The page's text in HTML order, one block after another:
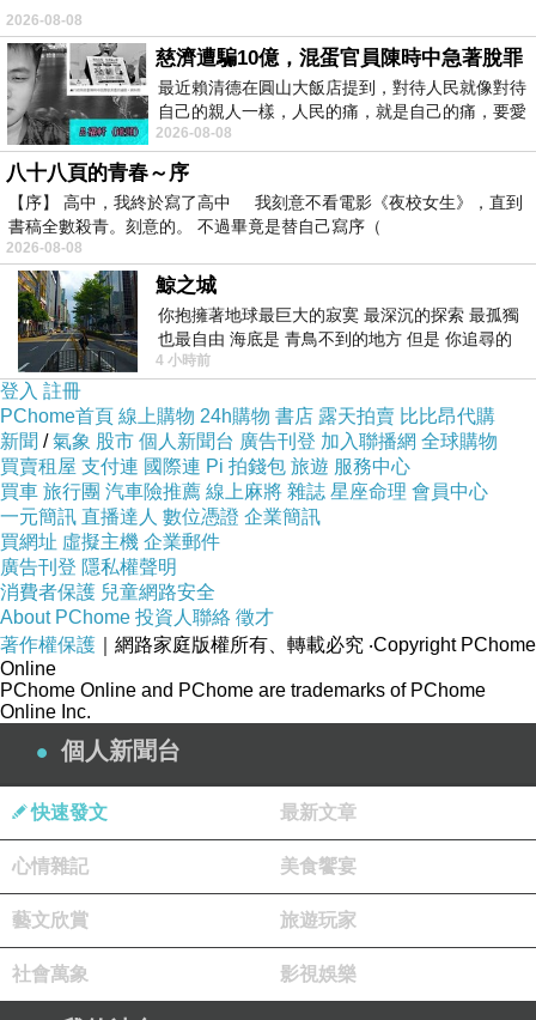
然斷句結束，或是語氣朦朧進入神遊狀態，啊，
真想把她抓去驗尿檢查一下。
跟去聽歌劇一樣，這場演唱會的觀眾年紀層也是
蠻高的，目測平均至少45以上。剛剛上網查一
下，Diana今年剛好也45了，齁齁齁，那她那個
身材算保持得很好耶。
演唱會最大的敗筆就是…因為是在陰雨綿綿的禮
拜四晚上舉行，等我下班塞車回到家再坐地鐵去
downtown，你祖媽我已經粉累了。在上半場時
我也呈現幾近神遊的狀態，有那麼一滴滴的時間
我就要在Diana低沉的歌喉聲中睡著了(汗顏)…
唉，最近的秀幾乎是看一場睡一場，爆浪費錢
的。
體驗過就好，無非就是這樣。
上一篇：近期看秀心得
下一篇： 令人回味的Jersey Boys
2009-05-14 01:45:06
2026-08-08
慈濟遭騙10億，混蛋官員陳時中急著脫罪
最近賴清德在圓山大飯店提到，對待人民就像對待
自己的親人一樣，人民的痛，就是自己的痛，要愛
民如親，說的這麼好聽，實際上根本沒做
2026-08-08
八十八頁的青春～序
【序】 高中，我終於寫了高中 我刻意不看電影《夜校女生》，直到
書稿全數殺青。刻意的。 不過畢竟是替自己寫序（
2026-08-08
鯨之城
你抱擁著地球最巨大的寂寞 最深沉的探索 最孤獨
也最自由 海底是 青鳥不到的地方 但是 你追尋的
幸福 可以比珍珠更
4 小時前
登入 註冊
PChome首頁 線上購物 24h購物 書店 露天拍賣 比比昂代購
新聞 /氣象 股市 個人新聞台 廣告刊登 加入聯播網 全球購物
買賣租屋 支付連 國際連 Pi 拍錢包 旅遊 服務中心
買車 旅行團 汽車險推薦 線上麻將 雜誌 星座命理 會員中心
一元簡訊 直播達人 數位憑證 企業簡訊
買網址 虛擬主機 企業郵件
廣告刊登 隱私權聲明
消費者保護 兒童網路安全
About PChome 投資人聯絡 徵才
著作權保護 ｜網路家庭版權所有、轉載必究 ‧Copyright PChome
Online
PChome Online and PChome are trademarks of PChome
Online Inc.
個人新聞台
快速發文 最新文章
心情雜記 美食饗宴
藝文欣賞 旅遊玩家
社會萬象 影視娛樂